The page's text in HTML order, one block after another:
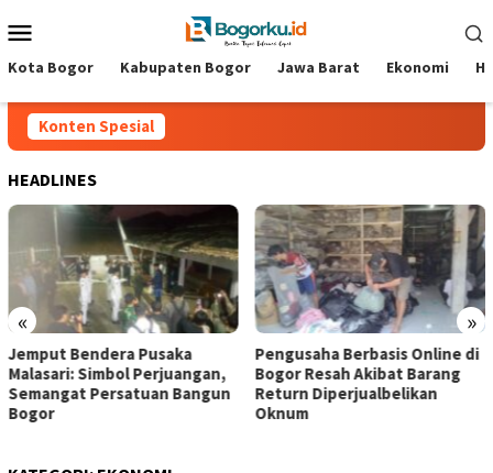
ke
Mobile
Kota Bogor Kabupaten Bogor Jawa Barat Ekonomi
Konten Spesial
HEADLINES
« »
Jemput Bendera Pusaka
Malasari: Simbol Perjuangan,
Semangat Persatuan Bangun
Bogor
Pengusaha Berbasis Online di
Bogor Resah Akibat Barang
Return Diperjualbelikan
Oknum